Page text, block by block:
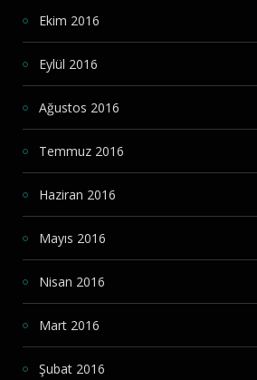
Ekim 2016
Eylül 2016
Ağustos 2016
Temmuz 2016
Haziran 2016
Mayıs 2016
Nisan 2016
Mart 2016
Şubat 2016